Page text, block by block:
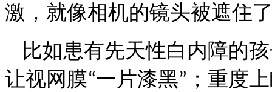
激，就像相机的镜头被遮住
比如患有先天性白内障的
让视网膜“一片漆黑” ；重度